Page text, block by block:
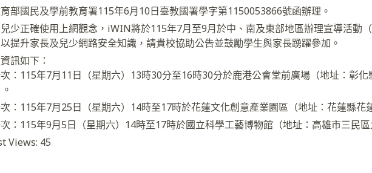
部國民及學前教育署115年6月10日臺教國署學字第1150053866號函辦理。
少正確使用上網觀念，iWIN將於115年7月至9月於中、南及東部地區辦理宣導活動
提升家長及兒少網路安全知識，請貴校協助公告並鼓勵學生與家長踴躍參加。
訊如下：
：115年7月11日（星期六）13時30分至16時30分於鹿港公會堂前廣場（地址：彰
：115年7月25日（星期六）14時至17時於花蓮文化創意產業園區（地址：花蓮縣花
：115年9月5日（星期六）14時至17時於國立科學工藝博物館（地址：高雄市三民區
Views: 45